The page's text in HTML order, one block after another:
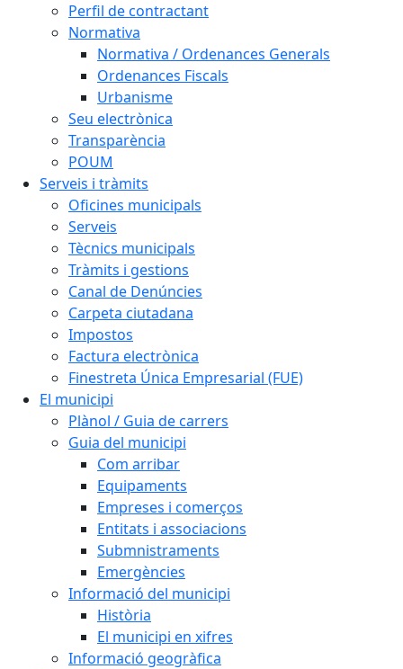
Perfil de contractant
Normativa
Normativa / Ordenances Generals
Ordenances Fiscals
Urbanisme
Seu electrònica
Transparència
POUM
Serveis i tràmits
Oficines municipals
Serveis
Tècnics municipals
Tràmits i gestions
Canal de Denúncies
Carpeta ciutadana
Impostos
Factura electrònica
Finestreta Única Empresarial (FUE)
El municipi
Plànol / Guia de carrers
Guia del municipi
Com arribar
Equipaments
Empreses i comerços
Entitats i associacions
Submnistraments
Emergències
Informació del municipi
Història
El municipi en xifres
Informació geogràfica